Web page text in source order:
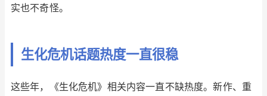
实也不奇怪。
生化危机话题热度一直很稳
这些年，《生化危机》相关内容一直不缺热度。新作、重